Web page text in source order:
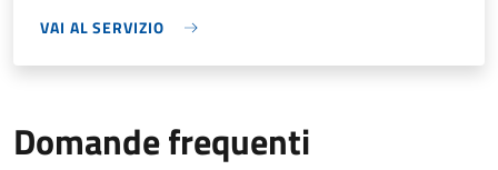
VAI AL SERVIZIO
Domande frequenti